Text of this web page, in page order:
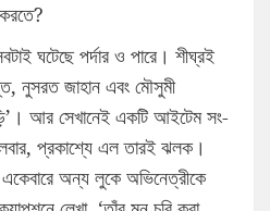
ঘটেছে পর্দার ও পারে। শীঘ্রই
নুসরত জাহান এবং মৌসুমী
আর সেখানেই একটি আইটেম সং-
প্রকাশ্যে এল তারই ঝলক।
অন্য লুকে অভিনেত্রীকে